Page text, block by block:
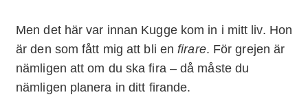
Men det här var innan Kugge kom in i mitt liv. Hon
är den som fått mig att bli enfirare. För grejen är
nämligen att om du ska fira – då måste du
nämligen planera in ditt firande.